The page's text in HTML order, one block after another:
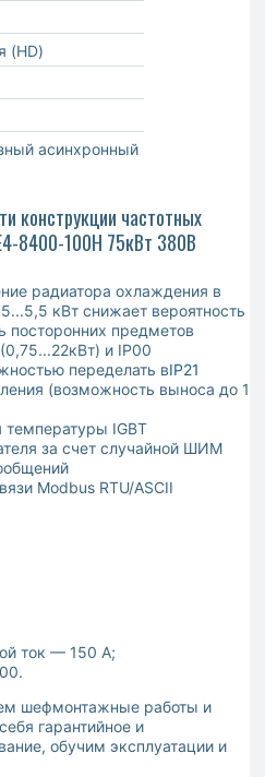
(HD)
асинхронный
конструкции частотных
8400-100Н 75кВт 380В
радиатора охлаждения в
кВт снижает вероятность
посторонних предметов
и IP00
переделать вIP21
(возможность выноса до 1
температуры IGBT
за счет случайной ШИМ
Modbus RTU/ASCII
ток — 150 А;
шефмонтажные работы и
гарантийное и
обучим эксплуатации и